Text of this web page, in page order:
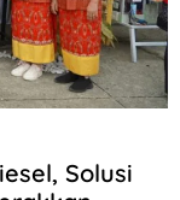
Solusi